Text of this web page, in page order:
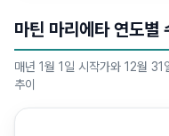
마틴 마리에타 연도별
매년 1월 1일 시작가와 12월
추이